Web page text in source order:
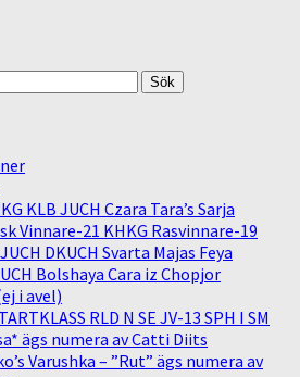
KLB JUCH Czara Tara’s Sarja
Vinnare-21 KHKG Rasvinnare-19
DKUCH Svarta Majas Feya
Bolshaya Cara iz Chopjor
i avel)
RLD N SE JV-13 SPH I SM
ägs numera av Catti Diits
Varushka – ”Rut” ägs numera av